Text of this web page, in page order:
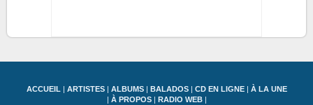
ACCUEIL | ARTISTES| ALBUMS| BALADOS| CD EN LIGNE| À LA UNE
| À PROPOS| RADIO WEB|